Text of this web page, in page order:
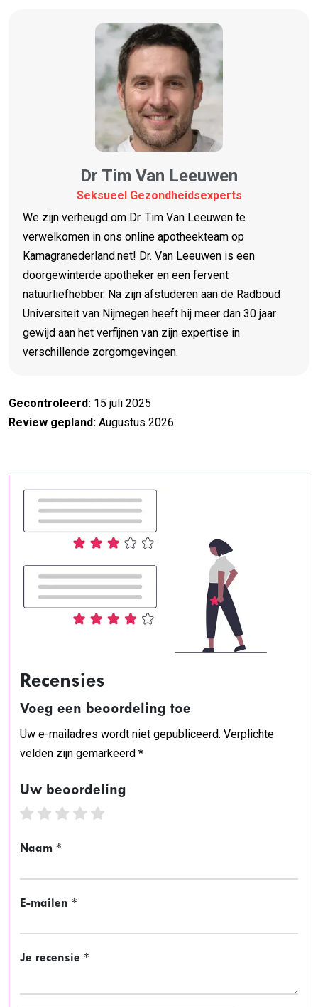
Dr Tim Van Leeuwen
Seksueel Gezondheidsexperts
We zijn verheugd om Dr. Tim Van Leeuwen te
verwelkomen in ons online apotheekteam op
Kamagranederland.net! Dr. Van Leeuwen is een
doorgewinterde apotheker en een fervent
natuurliefhebber. Na zijn afstuderen aan de Radboud
Universiteit van Nijmegen heeft hij meer dan 30 jaar
gewijd aan het verfijnen van zijn expertise in
verschillende zorgomgevingen.
Gecontroleerd: 15 juli 2025
Review gepland: Augustus 2026
Recensies
Voeg een beoordeling toe
Uw e-mailadres wordt niet gepubliceerd. Verplichte
velden zijn gemarkeerd *
Uw beoordeling
4 stars
3 stars
2 stars
1 star
Naam *
E-mailen *
Je recensie *